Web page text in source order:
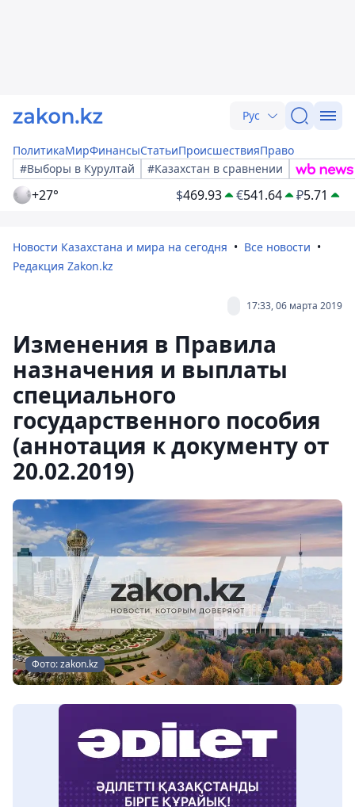
Рус
ПолитикаМирФинансыСтатьиПроисшествияПраво
#Выборы в Курултай
#Казахстан в сравнении
+27° $469.93 €541.64 ₽5.71
Новости Казахстана и мира на сегодня
Все новости
Редакция Zakon.kz
17:33, 06 марта 2019
Изменения в Правила
назначения и выплаты
специального
государственного пособия
(аннотация к документу от
20.02.2019)
Фото: zakon.kz